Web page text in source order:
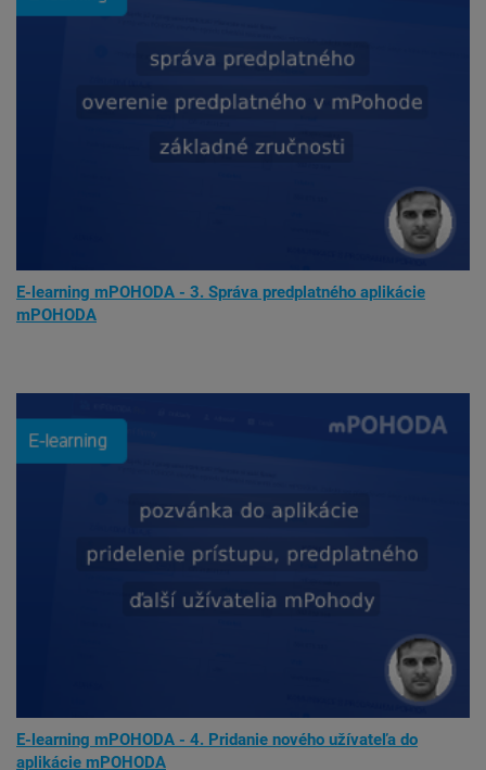
E-learning mPOHODA - 3. Správa predplatného aplikácie
mPOHODA
E-learning mPOHODA - 4. Pridanie nového užívateľa do
aplikácie mPOHODA